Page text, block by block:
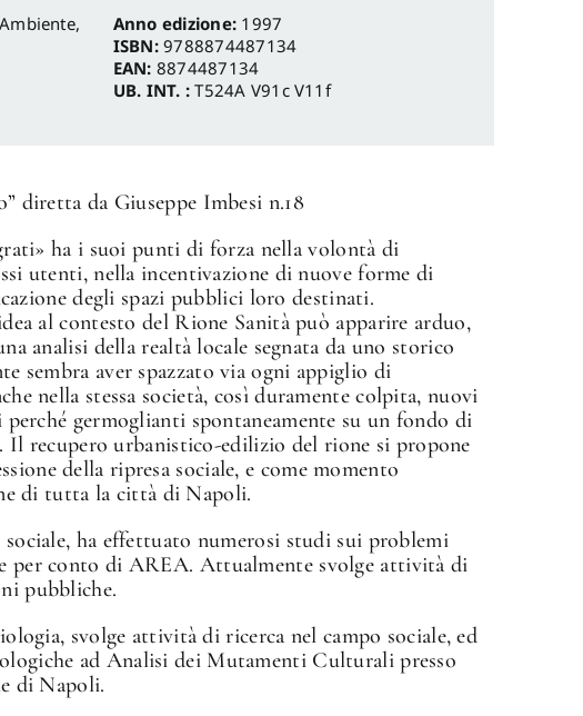
,
Anno edizione: 1997
ISBN:9788874487134
EAN: 8874487134
UB. INT. :T524A V91c V11f
diretta da Giuseppe Imbesi n.18
ha i suoi punti di forza nella volontà di
utenti, nella incentivazione di nuove forme di
degli spazi pubblici loro destinati.
al contesto del Rione Sanità può apparire arduo,
analisi della realtà locale segnata da uno storico
sembra aver spazzato via ogni appiglio di
nella stessa società, così duramente colpita, nuovi
germoglianti spontaneamente su un fondo di
Il recupero urbanistico-edilizio del rione si propone
della ripresa sociale, e come momento
di tutta la città di Napoli.
ha effettuato numerosi studi sui problemi
per conto di AREA. Attualmente svolge attività di
pubbliche.
svolge attività di ricerca nel campo sociale, ed
ad Analisi dei Mutamenti Culturali presso
di Napoli.